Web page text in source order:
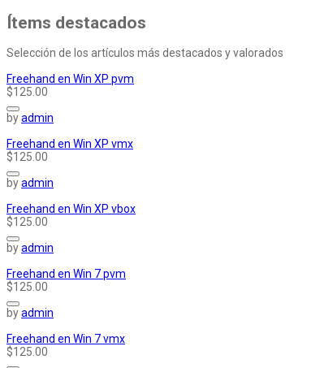
Ítems destacados
Selección de los artículos más destacados y valorados
Freehand en Win XP pvm
$125.00
byadmin
Freehand en Win XP vmx
$125.00
byadmin
Freehand en Win XP vbox
$125.00
byadmin
Freehand en Win 7 pvm
$125.00
byadmin
Freehand en Win 7 vmx
$125.00